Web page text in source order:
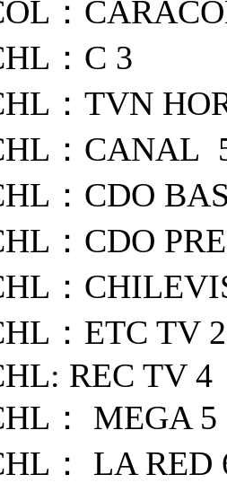
：
：C 3
：TVN
：CANAL
：CDO
：CDO
：
：ETC TV 2
REC TV 4
： MEGA 5
： LA RED